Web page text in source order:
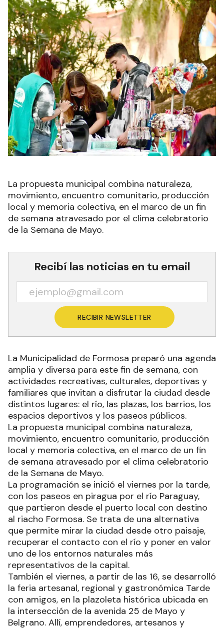
La propuesta municipal combina naturaleza,
movimiento, encuentro comunitario, producción
local y memoria colectiva, en el marco de un fin
de semana atravesado por el clima celebratorio
de la Semana de Mayo.
Recibí las noticias en tu email
RECIBIR NEWSLETTER
La Municipalidad de Formosa preparó una agenda
amplia y diversa para este fin de semana, con
actividades recreativas, culturales, deportivas y
familiares que invitan a disfrutar la ciudad desde
distintos lugares: el río, las plazas, los barrios, los
espacios deportivos y los paseos públicos.
La propuesta municipal combina naturaleza,
movimiento, encuentro comunitario, producción
local y memoria colectiva, en el marco de un fin
de semana atravesado por el clima celebratorio
de la Semana de Mayo.
La programación se inició el viernes por la tarde,
con los paseos en piragua por el río Paraguay,
que partieron desde el puerto local con destino
al riacho Formosa. Se trata de una alternativa
que permite mirar la ciudad desde otro paisaje,
recuperar el contacto con el río y poner en valor
uno de los entornos naturales más
representativos de la capital.
También el viernes, a partir de las 16, se desarrolló
la feria artesanal, regional y gastronómica Tarde
con amigos, en la plazoleta histórica ubicada en
la intersección de la avenida 25 de Mayo y
Belgrano. Allí, emprendedores, artesanos y